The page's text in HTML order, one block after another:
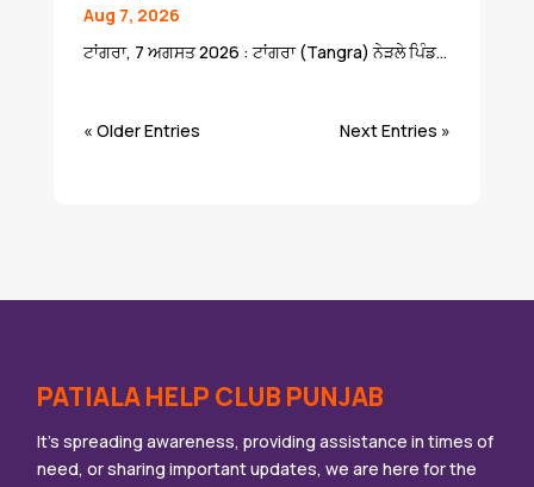
Aug 7, 2026
ਟਾਂਗਰਾ, 7 ਅਗਸਤ 2026 : ਟਾਂਗਰਾ (Tangra) ਨੇੜਲੇ ਪਿੰਡ...
« Older Entries Next Entries »
PATIALA HELP CLUB PUNJAB
It’s spreading awareness, providing assistance in times of
need, or sharing important updates, we are here for the